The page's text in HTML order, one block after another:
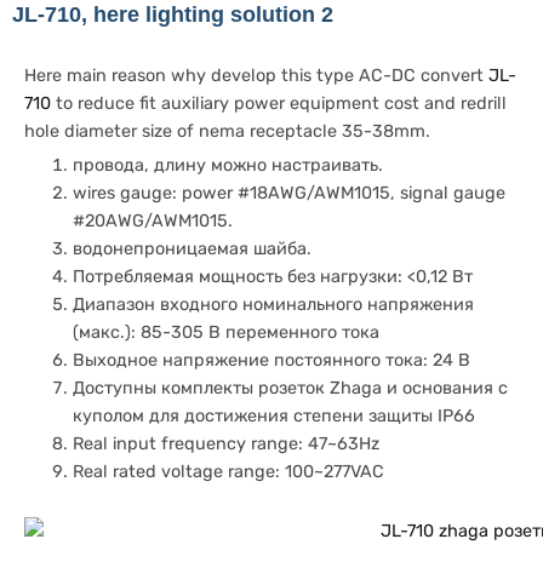
JL-710, here lighting solution 2
Here main reason why develop this type AC-DC convert JL-
710 to reduce fit auxiliary power equipment cost and redrill
hole diameter size of nema receptacle 35-38mm.
провода, длину можно настраивать.
wires gauge: power #18AWG/AWM1015, signal gauge
#20AWG/AWM1015.
водонепроницаемая шайба.
Потребляемая мощность без нагрузки: <0,12 Вт
Диапазон входного номинального напряжения
(макс.): 85-305 В переменного тока
Выходное напряжение постоянного тока: 24 В
Доступны комплекты розеток Zhaga и основания с
куполом для достижения степени защиты IP66
Real input frequency range: 47~63Hz
Real rated voltage range: 100~277VAC